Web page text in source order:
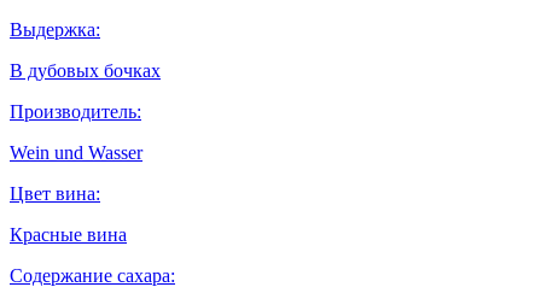
Выдержка:
В дубовых бочках
Производитель:
Wein und Wasser
Цвет вина:
Красные вина
Содержание сахара: